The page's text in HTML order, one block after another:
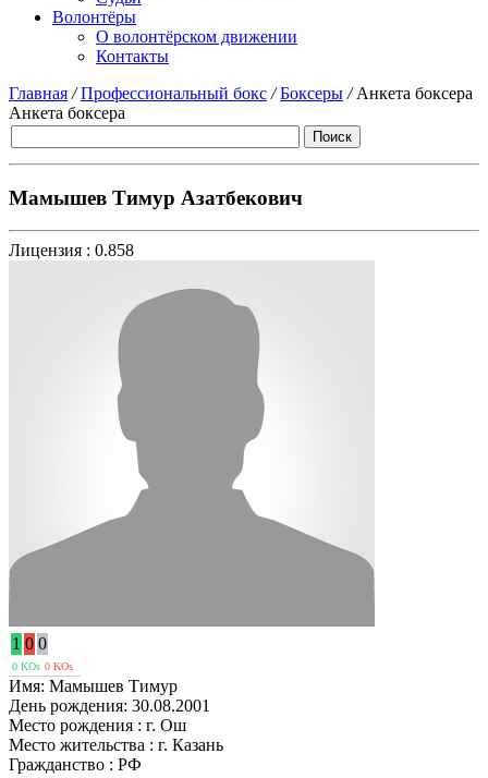
Волонтёры
О волонтёрском движении
Контакты
Главная / Профессиональный бокс / Боксеры /Анкета боксера
Анкета боксера
Мамышев Тимур Азатбекович
Лицензия : 0.858
1 0 0
0 KOs 0 KOs
Имя: Мамышев Тимур
День рождения: 30.08.2001
Место рождения : г. Ош
Место жительства : г. Казань
Гражданство : РФ